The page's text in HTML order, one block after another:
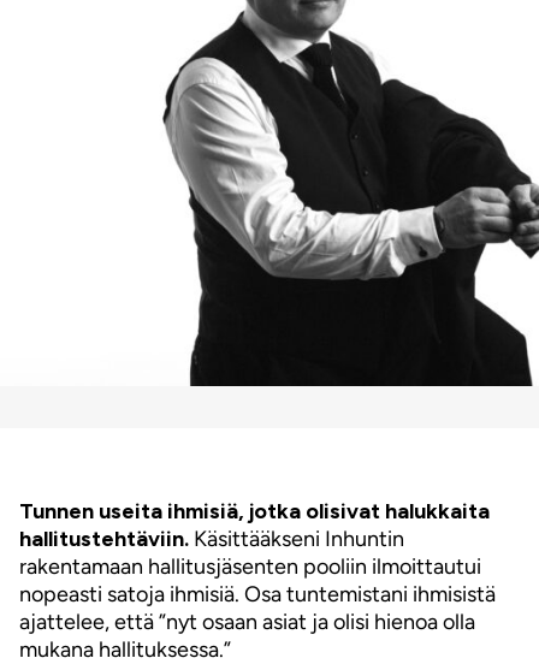
Tunnen useita ihmisiä, jotka olisivat halukkaita
hallitustehtäviin. Käsittääkseni Inhuntin
rakentamaan hallitusjäsenten pooliin ilmoittautui
nopeasti satoja ihmisiä. Osa tuntemistani ihmisistä
ajattelee, että ”nyt osaan asiat ja olisi hienoa olla
mukana hallituksessa.”